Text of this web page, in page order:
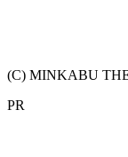
(C) MINKABU
PR